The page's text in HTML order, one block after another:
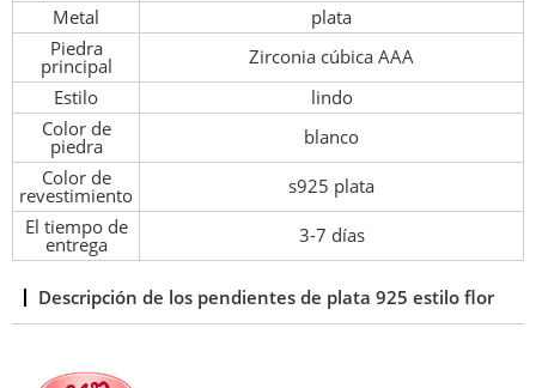
Metal
plata
Piedra
principal
Zirconia cúbica AAA
Estilo
lindo
Color de
piedra
blanco
Color de
revestimiento
s925 plata
El tiempo de
entrega 3-7 días
Descripción de los pendientes de plata 925 estilo flor